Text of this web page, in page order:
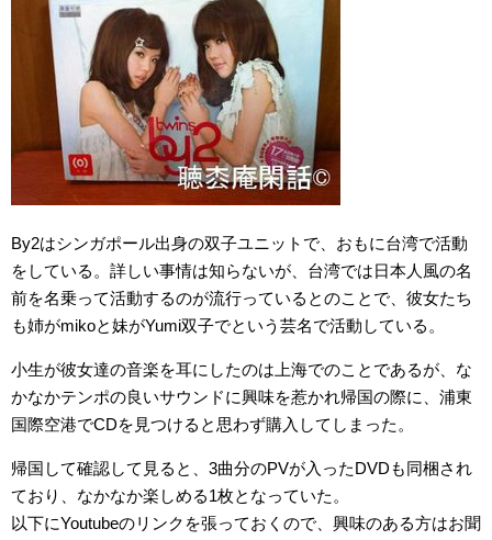
By2はシンガポール出身の双子ユニットで、おもに台湾で活動
をしている。詳しい事情は知らないが、台湾では日本人風の名
前を名乗って活動するのが流行っているとのことで、彼女たち
も姉がmikoと妹がYumi双子でという芸名で活動している。
小生が彼女達の音楽を耳にしたのは上海でのことであるが、な
かなかテンポの良いサウンドに興味を惹かれ帰国の際に、浦東
国際空港でCDを見つけると思わず購入してしまった。
帰国して確認して見ると、3曲分のPVが入ったDVDも同梱され
ており、なかなか楽しめる1枚となっていた。
以下にYoutubeのリンクを張っておくので、興味のある方はお聞